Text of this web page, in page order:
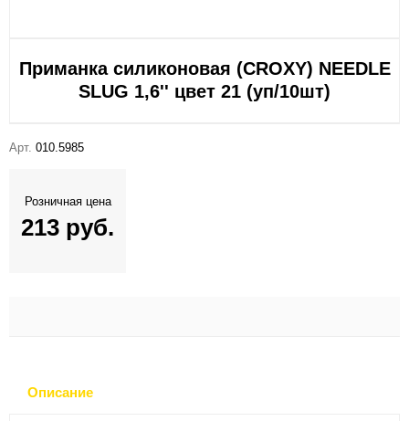
Приманка силиконовая (CROXY) NEEDLE
SLUG 1,6'' цвет 21 (уп/10шт)
Арт. 010.5985
Розничная цена
213 руб.
Описание